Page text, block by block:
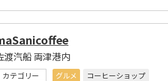
渡汽船 両津港内
カテゴリー グルメ
コーヒーショップ